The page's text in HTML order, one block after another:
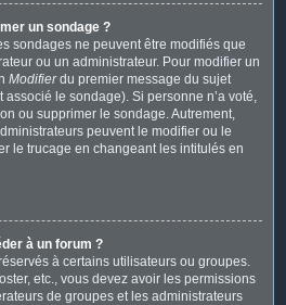
un sondage ?
sondages ne peuvent être modifiés que
ou un administrateur. Pour modifier un
Modifierdu premier message du sujet
associé le sondage). Si personne n’a voté,
ou supprimer le sondage. Autrement,
peuvent le modifier ou le
le trucage en changeant les intitulés en
à un forum ?
à certains utilisateurs ou groupes.
etc., vous devez avoir les permissions
de groupes et les administrateurs